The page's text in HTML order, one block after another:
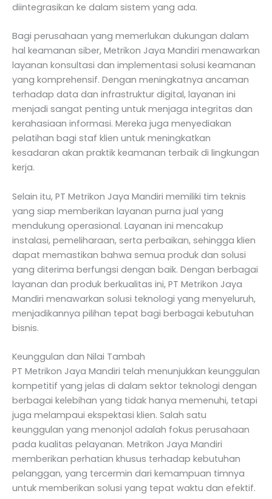
diintegrasikan ke dalam sistem yang ada.
Bagi perusahaan yang memerlukan dukungan dalam
hal keamanan siber, Metrikon Jaya Mandiri menawarkan
layanan konsultasi dan implementasi solusi keamanan
yang komprehensif. Dengan meningkatnya ancaman
terhadap data dan infrastruktur digital, layanan ini
menjadi sangat penting untuk menjaga integritas dan
kerahasiaan informasi. Mereka juga menyediakan
pelatihan bagi staf klien untuk meningkatkan
kesadaran akan praktik keamanan terbaik di lingkungan
kerja.
Selain itu, PT Metrikon Jaya Mandiri memiliki tim teknis
yang siap memberikan layanan purna jual yang
mendukung operasional. Layanan ini mencakup
instalasi, pemeliharaan, serta perbaikan, sehingga klien
dapat memastikan bahwa semua produk dan solusi
yang diterima berfungsi dengan baik. Dengan berbagai
layanan dan produk berkualitas ini, PT Metrikon Jaya
Mandiri menawarkan solusi teknologi yang menyeluruh,
menjadikannya pilihan tepat bagi berbagai kebutuhan
bisnis.
Keunggulan dan Nilai Tambah
PT Metrikon Jaya Mandiri telah menunjukkan keunggulan
kompetitif yang jelas di dalam sektor teknologi dengan
berbagai kelebihan yang tidak hanya memenuhi, tetapi
juga melampaui ekspektasi klien. Salah satu
keunggulan yang menonjol adalah fokus perusahaan
pada kualitas pelayanan. Metrikon Jaya Mandiri
memberikan perhatian khusus terhadap kebutuhan
pelanggan, yang tercermin dari kemampuan timnya
untuk memberikan solusi yang tepat waktu dan efektif.